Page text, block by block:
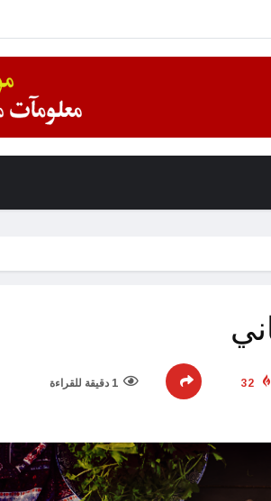
1 دقيقة للقراءة